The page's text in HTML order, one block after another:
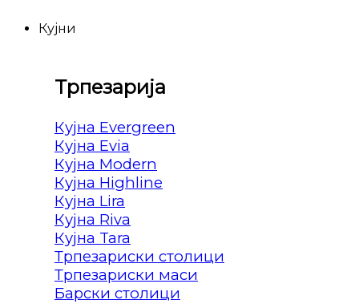
Кујни
Трпезарија
Кујна Evergreen
Кујна Evia
Кујна Modern
Кујна Highline
Кујна Lira
Кујна Riva
Кујна Tara
Трпезариски столици
Трпезариски маси
Барски столици